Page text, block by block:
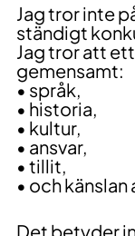
Jag tror inte
ständigt
Jag tror att
gemensamt:
• språk,
• historia,
• kultur,
• ansvar,
• tillit,
• och
Det betyder